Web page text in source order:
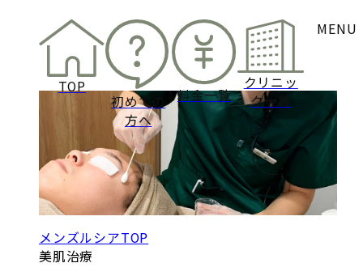
TOP
初めての
方へ
料金一覧
クリニッ
ク一覧
MENU
無料
カウンセリング予
SKIN REJUVENATION PLAN
美肌治療一覧
メンズルシアTOP
美肌治療